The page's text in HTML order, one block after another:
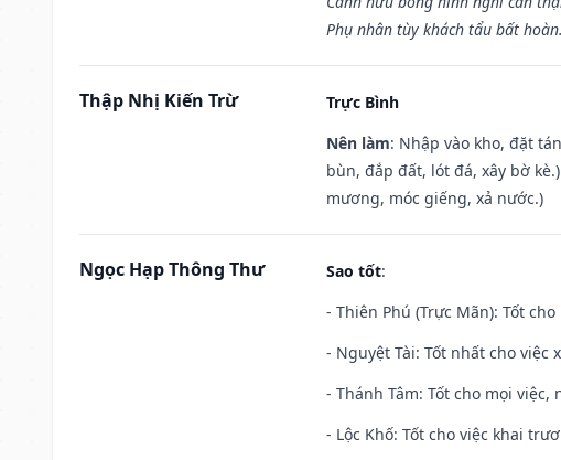
Phụ nhân tùy khách tẩu bất
Thập Nhị Kiến Trừ
Trực Bình
Nên làm: Nhập vào kho, đặt
bùn, đắp đất, lót đá, xây bờ
mương, móc giếng, xả nước.)
Ngọc Hạp Thông Thư Sao tốt:
- Thiên Phú (Trực Mãn): Tốt
- Nguyệt Tài: Tốt nhất cho
- Thánh Tâm: Tốt cho mọi
- Lộc Khố: Tốt cho việc khai